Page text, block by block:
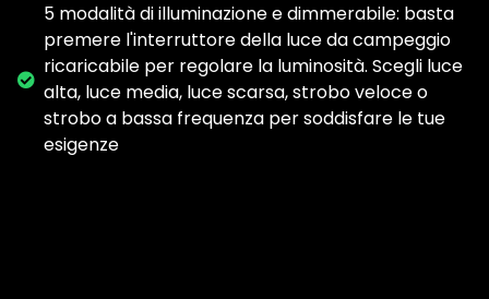
5 modalità di illuminazione e dimmerabile: basta
premere l'interruttore della luce da campeggio
ricaricabile per regolare la luminosità. Scegli luce
alta, luce media, luce scarsa, strobo veloce o
strobo a bassa frequenza per soddisfare le tue
esigenze